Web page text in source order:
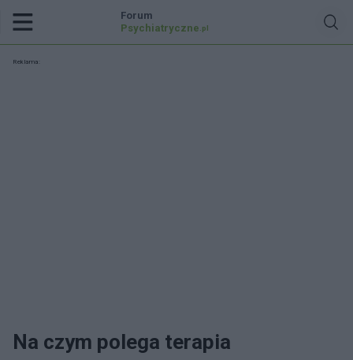
Forum
Psychiatryczne .pl
Reklama:
Na czym polega terapia